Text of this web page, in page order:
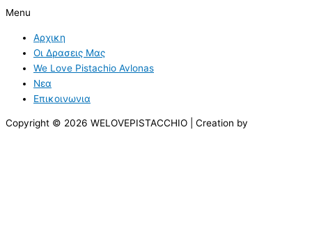
Menu
Αρχικη
Οι Δρασεις Μας
We Love Pistachio Avlonas
Νεα
Επικοινωνια
Copyright © 2026 WELOVEPISTACCHIO | Creation by